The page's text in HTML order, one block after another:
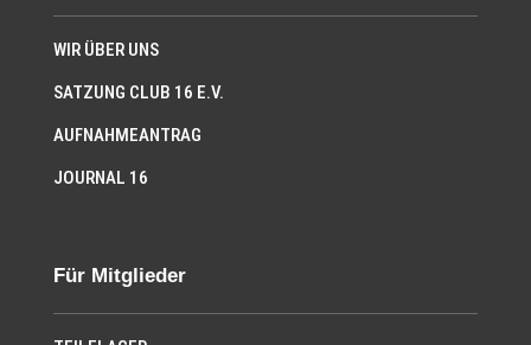
WIR ÜBER UNS
SATZUNG CLUB 16 E.V.
AUFNAHMEANTRAG
JOURNAL 16
Für Mitglieder